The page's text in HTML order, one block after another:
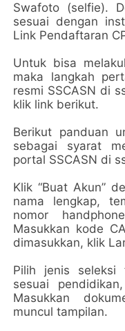
Swafoto (selfie).
sesuai dengan
Link Pendaftaran
Untuk bisa
maka langkah
resmi SSCASN di
klik link berikut.
Berikut panduan
sebagai syarat
portal SSCASN di
Klik “Buat Akun”
nama lengkap,
nomor
Masukkan kode
dimasukkan, klik
Pilih jenis seleksi
sesuai
Masukkan
muncul tampilan.